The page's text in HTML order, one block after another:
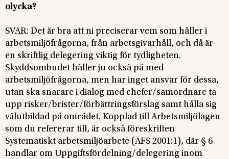
olycka?
SVAR: Det är bra att ni preciserar vem som håller i
arbetsmiljöfrågorna, från arbetsgivarhåll, och då är
en skriftlig delegering viktig för tydligheten.
Skyddsombudet håller ju också på med
arbetsmiljöfrågorna, men har inget ansvar för dessa,
utan ska snarare i dialog med chefer/samordnare ta
upp risker/brister/förbättringsförslag samt hålla sig
välutbildad på området. Kopplad till Arbetsmiljölagen
som du refererar till, är också föreskriften
Systematiskt arbetsmiljöarbete (AFS 2001:1), där § 6
handlar om Uppgiftsfördelning/delegering inom